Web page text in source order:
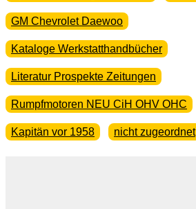
GM Chevrolet Daewoo
Kataloge Werkstatthandbücher
Literatur Prospekte Zeitungen
Rumpfmotoren NEU CiH OHV OHC
Kapitän vor 1958 nicht zugeordnet